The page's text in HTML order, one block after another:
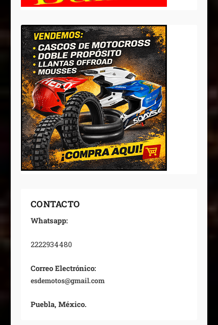
CONTACTO
Whatsapp:
2222934480
Correo Electrónico:
esdemotos@gmail.com
Puebla, México.